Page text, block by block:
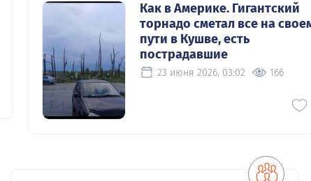
Как в Америке. Гигантский
торнадо сметал все на
пути в Кушве, есть
пострадавшие
23 июня 2026, 03:02 166